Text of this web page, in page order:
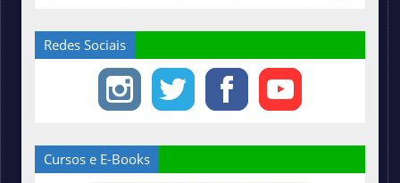
Redes Sociais
Cursos e E-Books